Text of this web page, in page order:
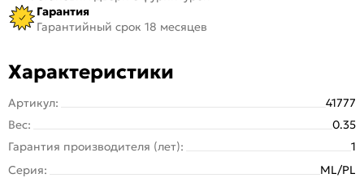
Гарантия
Гарантийный срок 18 месяцев
Характеристики
Артикул:
41777
Вес:
0.35
Гарантия производителя (лет):
1
Серия:
ML/PL